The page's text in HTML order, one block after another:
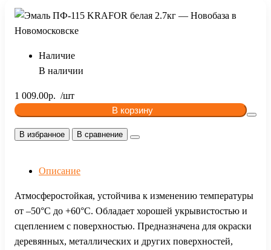
Наличие
В наличии
1 009.00р.
В корзину
В избранное В сравнение
Описание
Атмосферостойкая, устойчива к изменению температуры
от –50°С до +60°С. Обладает хорошей укрывистостью и
сцеплением с поверхностью. Предназначена для окраски
деревянных, металлических и других поверхностей,